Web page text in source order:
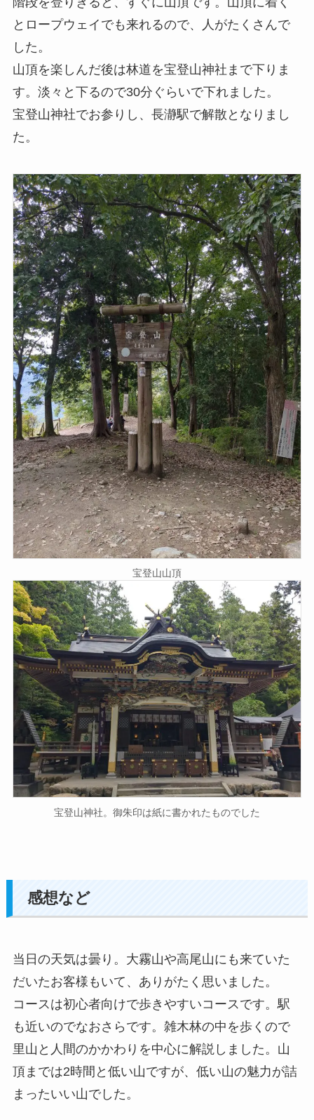
とロープウェイでも来れるので、人がたくさんで
した。
山頂を楽しんだ後は林道を宝登山神社まで下りま
す。淡々と下るので30分ぐらいで下れました。
宝登山神社でお参りし、長瀞駅で解散となりまし
た。
宝登山山頂
宝登山神社。御朱印は紙に書かれたものでした
感想など
当日の天気は曇り。大霧山や高尾山にも来ていた
だいたお客様もいて、ありがたく思いました。
コースは初心者向けで歩きやすいコースです。駅
も近いのでなおさらです。雑木林の中を歩くので
里山と人間のかかわりを中心に解説しました。山
頂までは2時間と低い山ですが、低い山の魅力が詰
まったいい山でした。